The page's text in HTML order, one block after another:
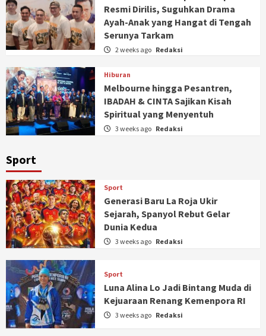
Resmi Dirilis, Suguhkan Drama
Ayah-Anak yang Hangat di Tengah
Serunya Tarkam
2 weeks ago Redaksi
Hiburan
Melbourne hingga Pesantren,
IBADAH & CINTA Sajikan Kisah
Spiritual yang Menyentuh
3 weeks ago Redaksi
Sport
Sport
Generasi Baru La Roja Ukir
Sejarah, Spanyol Rebut Gelar
Dunia Kedua
3 weeks ago Redaksi
Sport
Luna Alina Lo Jadi Bintang Muda di
Kejuaraan Renang Kemenpora RI
3 weeks ago Redaksi